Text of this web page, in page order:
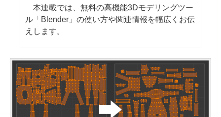
本連載では、無料の高機能3Dモデリングツー
ル「Blender」の使い方や関連情報を幅広くお伝
えします。